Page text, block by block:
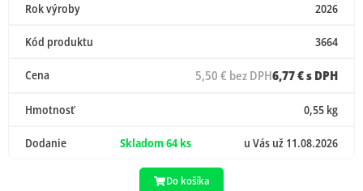
Rok výroby 2026
Kód produktu 3664
Cena 6,77 € s DPH
5,50 € bez DPH
Hmotnosť 0,55 kg
Dodanie Skladom 64 ks u Vás už 11.08.2026
Do košíka